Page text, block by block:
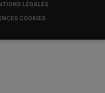
LÉGALES
COOKIES